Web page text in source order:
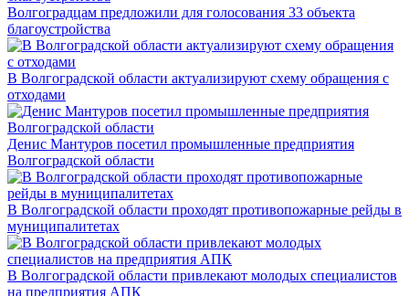
Волгоградцам предложили для голосования 33 объекта
благоустройства
В Волгоградской области актуализируют схему обращения с
отходами
Денис Мантуров посетил промышленные предприятия
Волгоградской области
В Волгоградской области проходят противопожарные рейды в
муниципалитетах
В Волгоградской области привлекают молодых специалистов
на предприятия АПК